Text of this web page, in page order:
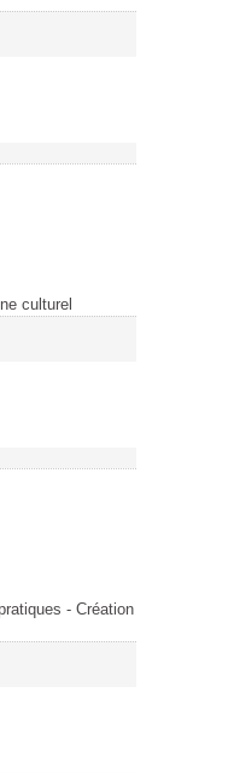
culturel
- Création